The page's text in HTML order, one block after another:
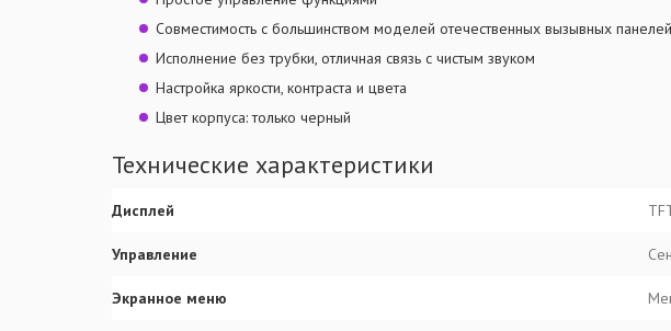
Совместимость с большинством моделей отечественных вызывных панелей
Исполнение без трубки, отличная связь с чистым звуком
Настройка яркости, контраста и цвета
Цвет корпуса: только черный
Технические характеристики
Дисплей
Управление
Экранное меню